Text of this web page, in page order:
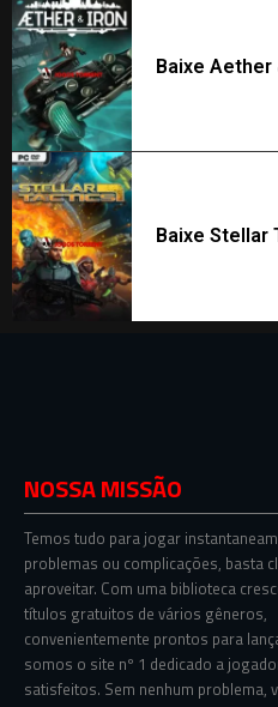
Baixe Aether
Baixe Stellar
NOSSA MISSÃO
Temos tudo para jogar
problemas ou complicações, basta
aproveitar. Com uma biblioteca
títulos gratuitos de vários gêneros,
convenientemente prontos para
somos o site nº 1 dedicado a
satisfeitos. Sem nenhum problema,